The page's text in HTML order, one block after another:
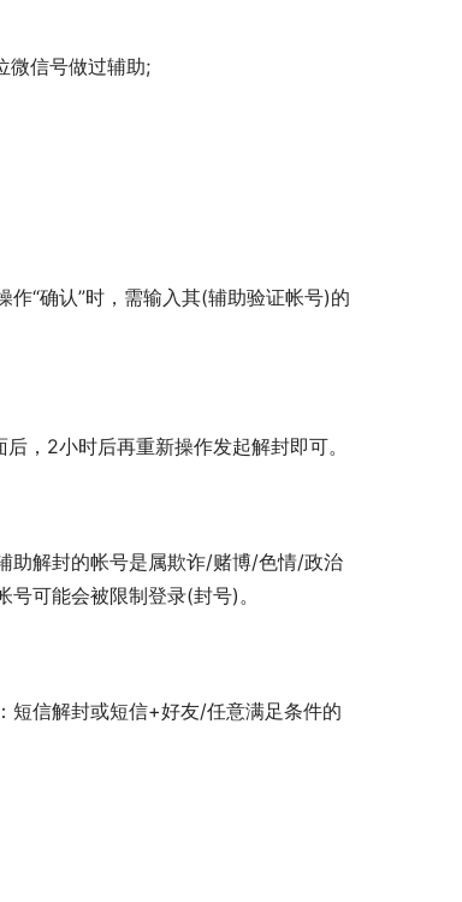
信号做过辅助;
“确认”时，需输入其(辅助验证帐号)的
2小时后再重新操作发起解封即可。
解封的帐号是属欺诈/赌博/色情/政治
可能会被限制登录(封号)。
信解封或短信+好友/任意满足条件的